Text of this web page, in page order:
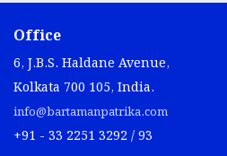
Office
6, J.B.S. Haldane Avenue,
Kolkata 700 105, India.
info@bartamanpatrika.com
+91 - 33 2251 3292 / 93